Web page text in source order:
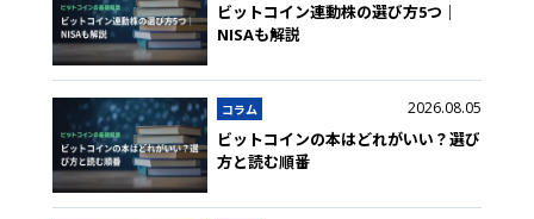
ビットコイン連動株の選び方5つ｜
NISAも解説
コラム 2026.08.05
ビットコインの本はどれがいい？選び
方と読む順番